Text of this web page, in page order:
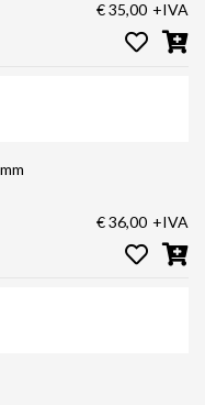
€ 35,00 +IVA
€ 36,00 +IVA